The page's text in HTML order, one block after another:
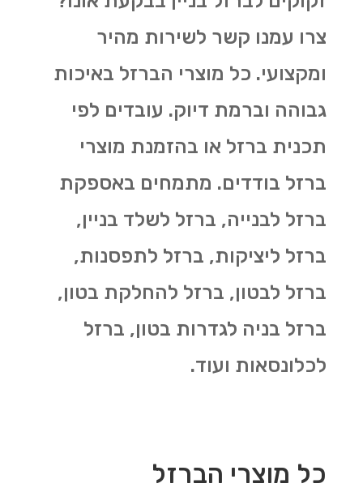
צרו עמנו קשר לשירות מהיר
ומקצועי. כל מוצרי הברזל באיכות
גבוהה וברמת דיוק. עובדים לפי
תכנית ברזל או בהזמנת מוצרי
ברזל בודדים. מתמחים באספקת
ברזל לבנייה, ברזל לשלד בניין,
ברזל ליציקות, ברזל לתפסנות,
ברזל לבטון, ברזל להחלקת בטון,
ברזל בניה לגדרות בטון, ברזל
לכלונסאות ועוד.
כל מוצרי הברזל